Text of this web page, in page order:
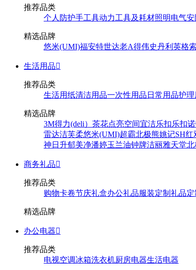
推荐品类
个人防护手工具动力工具及耗材照明电气安
精选品牌
悠米(UMI)福安特世达老A得伟史丹利 英格
生活用品
推荐品类
生活用纸清洁用品一次性用品 日常用品护理
精选品牌
3M得力(deli） 茶花点亮空间宜洁乐扣乐扣
雷达洁芙柔悠米(UMI)超霸北极熊姚记SH红
神 日升郁美净潘婷玉兰油钟牌洁丽雅天堂北
商务礼品
推荐品类
购物卡卷节庆礼盒办公礼品服装定制 礼品定
精选品牌
办公电器
推荐品类
电视空调冰箱洗衣机厨房电器生活电器